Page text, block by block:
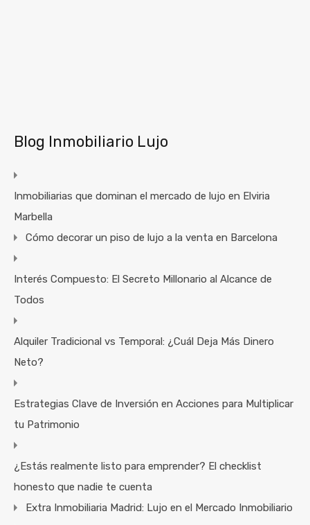
Blog Inmobiliario Lujo
Inmobiliarias que dominan el mercado de lujo en Elviria
Marbella
Cómo decorar un piso de lujo a la venta en Barcelona
Interés Compuesto: El Secreto Millonario al Alcance de
Todos
Alquiler Tradicional vs Temporal: ¿Cuál Deja Más Dinero
Neto?
Estrategias Clave de Inversión en Acciones para Multiplicar
tu Patrimonio
¿Estás realmente listo para emprender? El checklist
honesto que nadie te cuenta
Extra Inmobiliaria Madrid: Lujo en el Mercado Inmobiliario